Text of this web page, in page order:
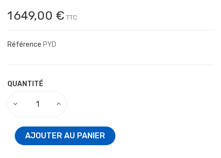
1 649,00 € TTC
Référence PYD
QUANTITÉ
AJOUTER AU PANIER